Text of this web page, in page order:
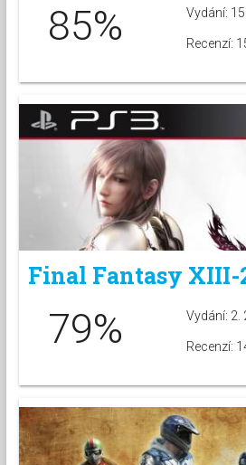
85% Vydání:
Recenzí:
Final Fantasy XIII-
79% Vydání: 2.
Recenzí: